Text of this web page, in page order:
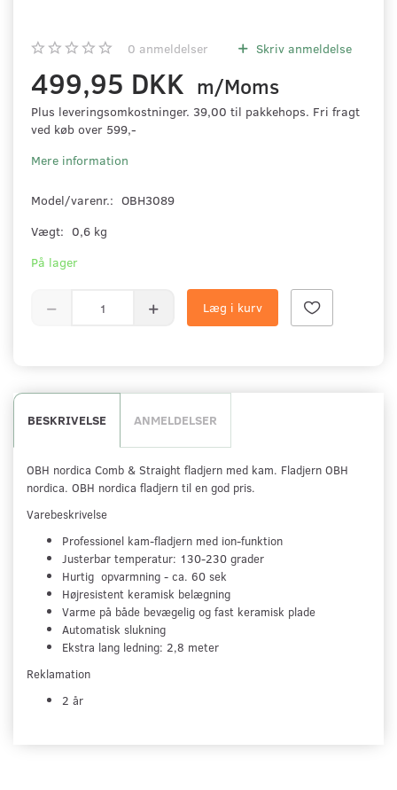
0 anmeldelser Skriv anmeldelse
499,95 DKK m/Moms
Plus leveringsomkostninger. 39,00 til pakkehops. Fri fragt
ved køb over 599,-
Mere information
Model/varenr.: OBH3089
Vægt: 0,6 kg
På lager
Læg i kurv
BESKRIVELSE ANMELDELSER
OBH nordica Comb & Straight fladjern med kam. Fladjern OBH
nordica. OBH nordica fladjern til en god pris.
Varebeskrivelse
Professionel kam-fladjern med ion-funktion
Justerbar temperatur: 130-230 grader
Hurtig opvarmning - ca. 60 sek
Højresistent keramisk belægning
Varme på både bevægelig og fast keramisk plade
Automatisk slukning
Ekstra lang ledning: 2,8 meter
Reklamation
2 år